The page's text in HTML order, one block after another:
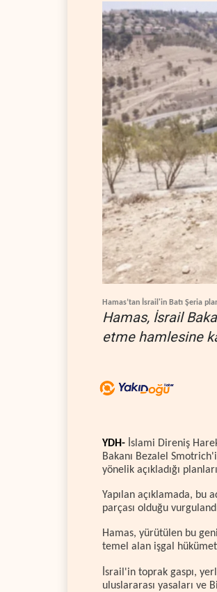
Hamas’tan İsrail'in Batı Şeria
Hamas, İsrail
etme hamlesine
YDH- İslami Direniş
Bakanı Bezalel
yönelik açıkladığı
Yapılan açıklamada, bu
parçası olduğu
Hamas, yürütülen bu
temel alan işgal
İsrail'in toprak gaspı,
uluslararası yasaları ve